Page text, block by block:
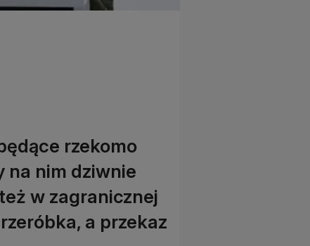
rzekomo
na nim dziwnie
w zagranicznej
a przekaz